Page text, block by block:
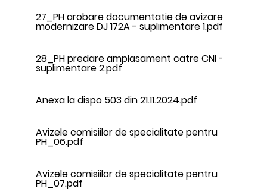
27_PH arobare documentatie de avizare
modernizare DJ 172A - suplimentare 1.pdf
28_PH predare amplasament catre CNI -
suplimentare 2.pdf
Anexa la dispo 503 din 21.11.2024.pdf
Avizele comisiilor de specialitate pentru
PH_06.pdf
Avizele comisiilor de specialitate pentru
PH_07.pdf